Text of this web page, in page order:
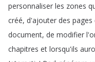
personnaliser les zones
créé, d'ajouter des pages
document, de modifier
chapitres et lorsqu'ils